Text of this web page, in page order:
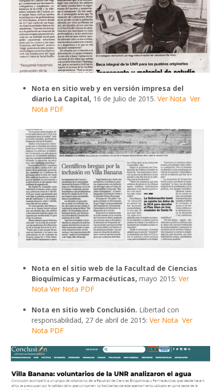
Nota en sitio web y en versión impresa del
diario La Capital, 16 de Julio de 2015. Ver Nota Ver
Nota PDF
Nota en el sitio web de la Facultad de Ciencias
Bioquímicas y Farmacéuticas, mayo 2015: Ver
Nota Ver Nota PDF
Nota en sitio web Conclusión. Libertad con
responsabilidad, 27 de abril de 2015: Ver Nota Ver
Nota PDF